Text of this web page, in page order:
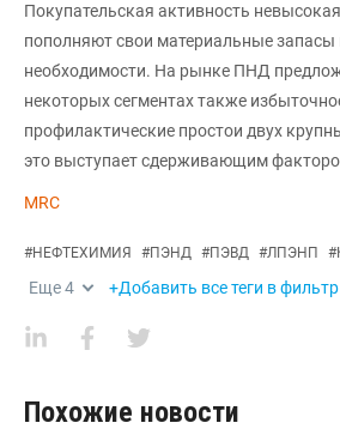
Покупательская активность
пополняют свои материальные запасы
необходимости. На рынке ПНД
некоторых сегментах также
профилактические простои двух
это выступает сдерживающим
MRC
#НЕФТЕХИМИЯ #ПЭНД #ПЭВД #ЛПЭНП #
Еще4 +Добавить все теги в фильтр
Похожие новости